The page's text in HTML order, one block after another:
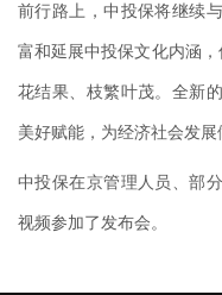
前行路上，中投保将继续
富和延展中投保文化内涵
花结果、枝繁叶茂。全新
美好赋能，为经济社会发展
中投保在京管理人员、部
视频参加了发布会。